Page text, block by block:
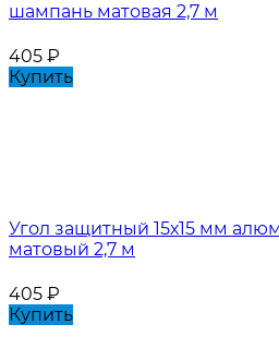
шампань матовая 2,7 м
405 ₽
Купить
Угол защитный 15х15 мм
матовый 2,7 м
405 ₽
Купить